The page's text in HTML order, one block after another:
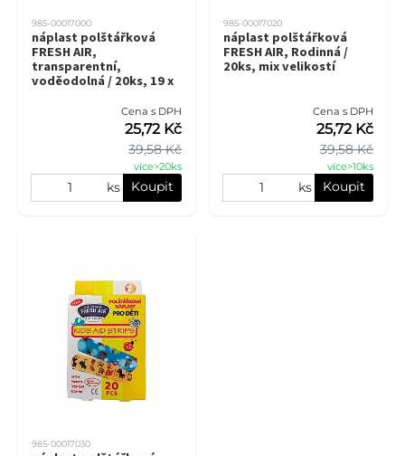
985-00017000
náplast polštářková
FRESH AIR,
transparentní,
voděodolná / 20ks, 19 x
Cena s DPH
39,58 Kč
25,72 Kč
více>20ks
ks Koupit
985-00017020
náplast polštářková
FRESH AIR, Rodinná /
20ks, mix velikostí
Cena s DPH
39,58 Kč
25,72 Kč
více>10ks
ks Koupit
985-00017030